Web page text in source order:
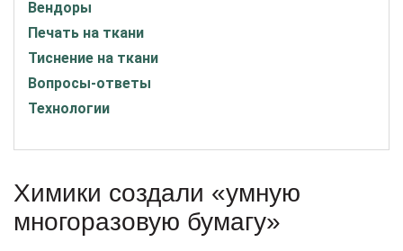
Вендоры
Печать на ткани
Тиснение на ткани
Вопросы-ответы
Технологии
Химики создали «умную
многоразовую бумагу»